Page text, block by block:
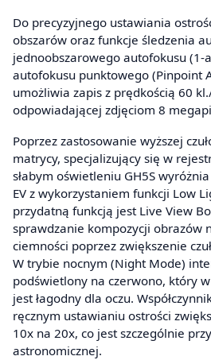
Do precyzyjnego ustawiania
obszarów oraz funkcje śledzenia
jednoobszarowego autofokusu (1-
autofokusu punktowego (Pinpoint
umożliwia zapis z prędkością 60
odpowiadającej zdjęciom 8
Poprzez zastosowanie wyższej
matrycy, specjalizujący się w
słabym oświetleniu GH5S
EV z wykorzystaniem funkcji Low
przydatną funkcją jest Live View
sprawdzanie kompozycji obrazów
ciemności poprzez zwiększenie
W trybie nocnym (Night Mode)
podświetlony na czerwono, który
jest łagodny dla oczu.
ręcznym ustawianiu ostrości
10x na 20x, co jest szczególnie
astronomicznej.